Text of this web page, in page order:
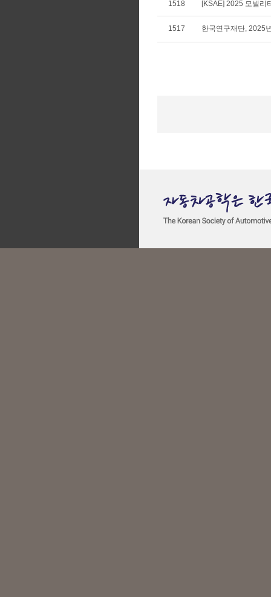
1518 [KSAE] 2025 모빌리
1517 한국연구재단, 2025